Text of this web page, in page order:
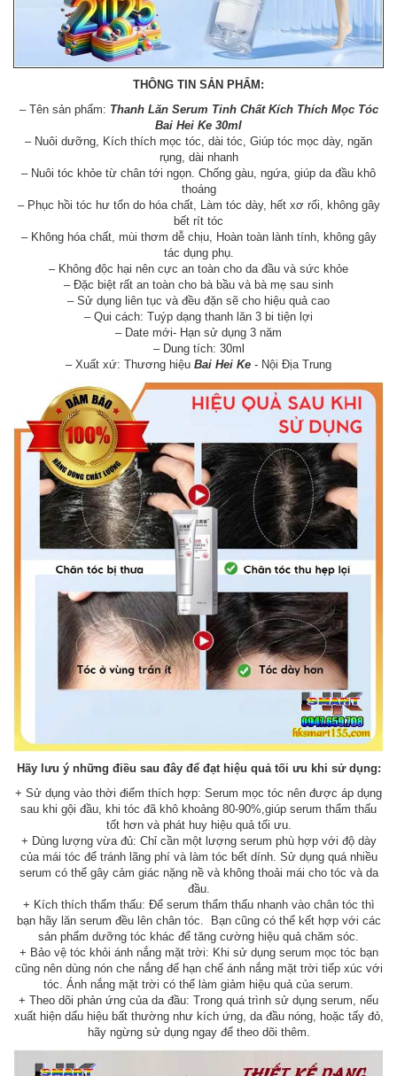
THÔNG TIN SẢN PHẨM:
– Tên sản phẩm: Thanh Lăn Serum Tinh Chất Kích Thích Mọc Tóc
Bai Hei Ke 30ml
– Nuôi dưỡng, Kích thích mọc tóc, dài tóc, Giúp tóc mọc dày, ngăn
rụng, dài nhanh
– Nuôi tóc khỏe từ chân tới ngọn. Chống gàu, ngứa, giúp da đầu khô
thoáng
– Phục hồi tóc hư tổn do hóa chất, Làm tóc dày, hết xơ rối, không gây
bết rít tóc
– Không hóa chất, mùi thơm dễ chịu, Hoàn toàn lành tính, không gây
tác dụng phụ.
– Không độc hại nên cực an toàn cho da đầu và sức khỏe
– Đặc biệt rất an toàn cho bà bầu và bà mẹ sau sinh
– Sử dụng liên tục và đều đặn sẽ cho hiệu quả cao
– Qui cách: Tuýp dạng thanh lăn 3 bi tiện lợi
– Date mới- Hạn sử dụng 3 năm
– Dung tích: 30ml
– Xuất xứ: Thương hiệu Bai Hei Ke - Nội Địa Trung
Hãy lưu ý những điều sau đây để đạt hiệu quả tối ưu khi sử dụng:
+ Sử dụng vào thời điểm thích hợp: Serum mọc tóc nên được áp dụng
sau khi gội đầu, khi tóc đã khô khoảng 80-90%,giúp serum thẩm thấu
tốt hơn và phát huy hiệu quả tối ưu.
+ Dùng lượng vừa đủ: Chỉ cần một lượng serum phù hợp với độ dày
của mái tóc để tránh lãng phí và làm tóc bết dính. Sử dụng quá nhiều
serum có thể gây cảm giác nặng nề và không thoải mái cho tóc và da
đầu.
+ Kích thích thẩm thấu: Để serum thẩm thấu nhanh vào chân tóc thì
bạn hãy lăn serum đều lên chân tóc. Bạn cũng có thể kết hợp với các
sản phẩm dưỡng tóc khác để tăng cường hiệu quả chăm sóc.
+ Bảo vệ tóc khỏi ánh nắng mặt trời: Khi sử dụng serum mọc tóc bạn
cũng nên dùng nón che nắng để hạn chế ánh nắng mặt trời tiếp xúc với
tóc. Ánh nắng mặt trời có thể làm giảm hiệu quả của serum.
+ Theo dõi phản ứng của da đầu: Trong quá trình sử dụng serum, nếu
xuất hiện dấu hiệu bất thường như kích ứng, da đầu nóng, hoặc tấy đỏ,
hãy ngừng sử dụng ngay để theo dõi thêm.